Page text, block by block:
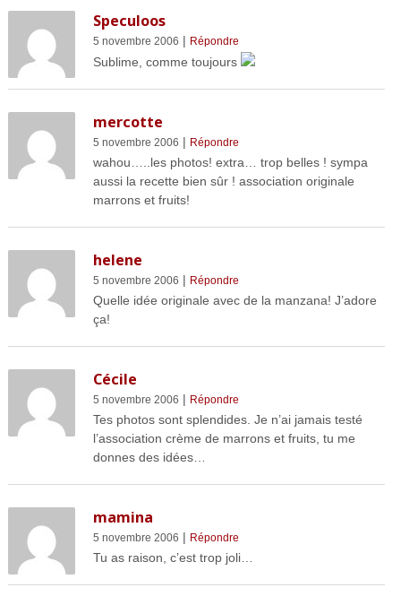
Speculoos
5 novembre 2006 | Répondre
Sublime, comme toujours
mercotte
5 novembre 2006 | Répondre
wahou…..les photos! extra… trop belles ! sympa
aussi la recette bien sûr ! association originale
marrons et fruits!
helene
5 novembre 2006 | Répondre
Quelle idée originale avec de la manzana! J’adore
ça!
Cécile
5 novembre 2006 | Répondre
Tes photos sont splendides. Je n’ai jamais testé
l’association crème de marrons et fruits, tu me
donnes des idées…
mamina
5 novembre 2006 | Répondre
Tu as raison, c’est trop joli…